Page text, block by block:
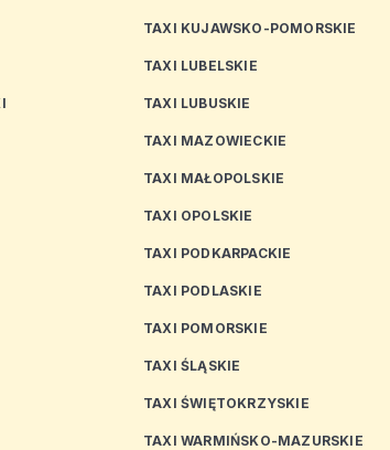
TAXI KUJAWSKO-POMORSKIE
TAXI LUBELSKIE
TAXI LUBUSKIE
TAXI MAZOWIECKIE
TAXI MAŁOPOLSKIE
TAXI OPOLSKIE
TAXI PODKARPACKIE
TAXI PODLASKIE
TAXI POMORSKIE
TAXI ŚLĄSKIE
TAXI ŚWIĘTOKRZYSKIE
TAXI WARMIŃSKO-MAZURSKIE